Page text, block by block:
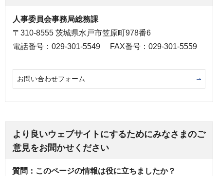
人事委員会事務局総務課
〒310-8555 茨城県水戸市笠原町978番6
電話番号：029-301-5549
FAX番号：029-301-5559
お問い合わせフォーム
より良いウェブサイトにするためにみなさまのご
意見をお聞かせください
質問：このページの情報は役に立ちましたか？